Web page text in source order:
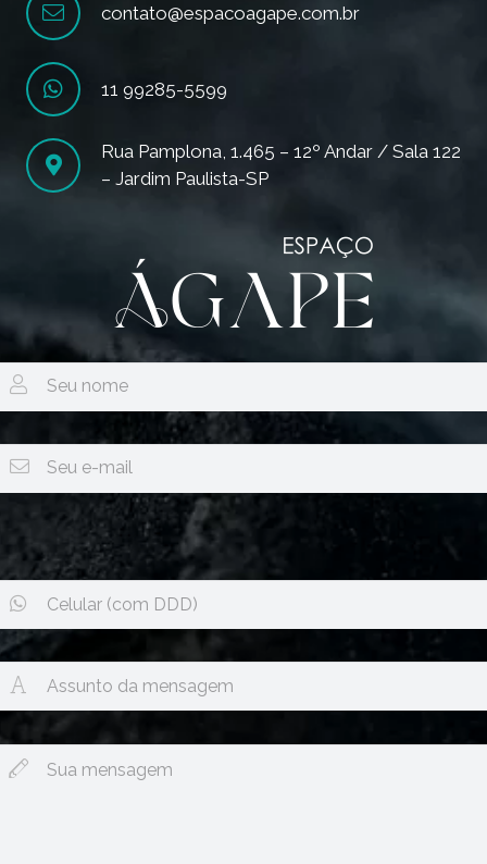
contato@espacoagape.com.br
11 99285-5599
Rua Pamplona, 1.465 – 12º Andar / Sala 122
– Jardim Paulista-SP